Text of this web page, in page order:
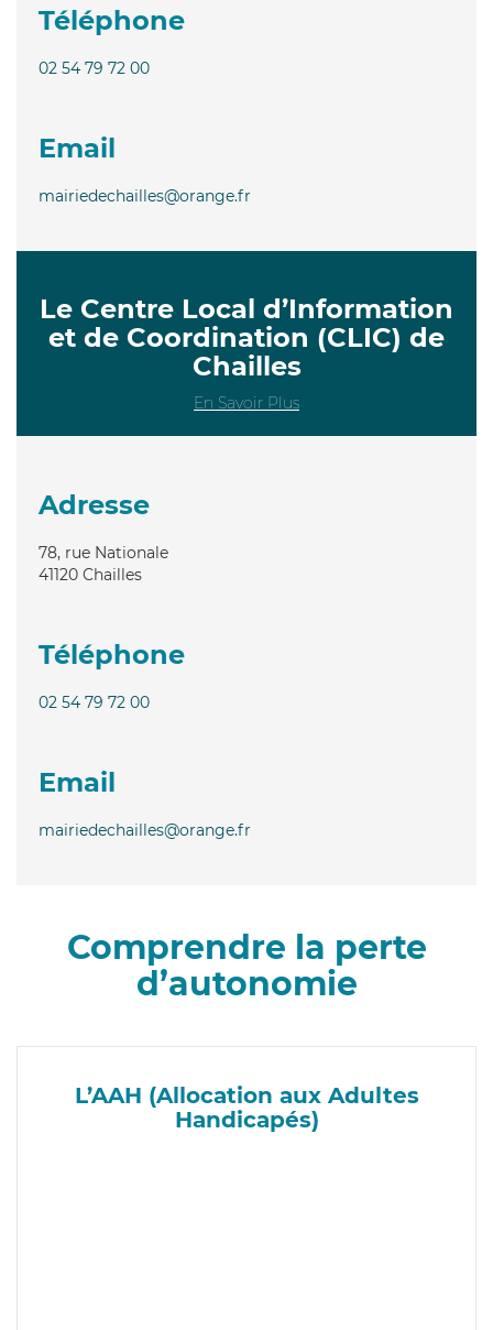
Téléphone
02 54 79 72 00
Email
mairiedechailles@orange.fr
Le Centre Local d’Information
et de Coordination (CLIC) de
Chailles
En Savoir Plus
Adresse
78, rue Nationale
41120 Chailles
Téléphone
02 54 79 72 00
Email
mairiedechailles@orange.fr
Comprendre la perte
d’autonomie
L’AAH (Allocation aux Adultes
Handicapés)